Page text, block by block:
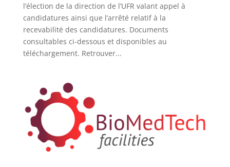
l’élection de la direction de l’UFR valant appel à
candidatures ainsi que l’arrêté relatif à la
recevabilité des candidatures. Documents
consultables ci-dessous et disponibles au
téléchargement. Retrouver...